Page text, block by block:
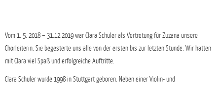
Vom 1. 5. 2018 – 31.12.2019 war Clara Schuler als Vertretung für Zuzana unsere
Chorleiterin. Sie begesterte uns alle von der ersten bis zur letzten Stunde. Wir hatten
mit Clara viel Spaß und erfolgreiche Auftritte.
Clara Schuler wurde 1998 in Stuttgart geboren. Neben einer Violin- und